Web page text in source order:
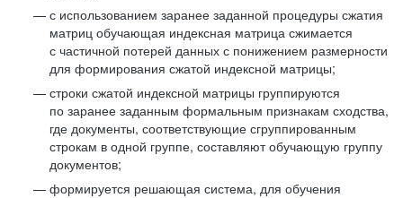
с использованием заранее заданной процедуры сжатия
матриц обучающая индексная матрица сжимается
с частичной потерей данных с понижением размерности
для формирования сжатой индексной матрицы;
строки сжатой индексной матрицы группируются
по заранее заданным формальным признакам сходства,
где документы, соответствующие сгруппированным
строкам в одной группе, составляют обучающую группу
документов;
формируется решающая система, для обучения